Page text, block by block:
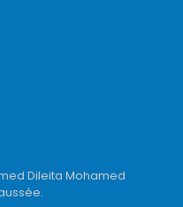
Dileita Mohamed